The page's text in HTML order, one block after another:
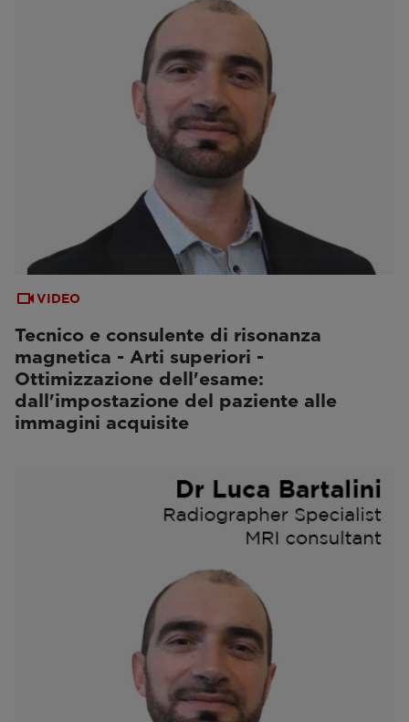
VIDEO
Tecnico e consulente di risonanza
magnetica - Arti superiori -
Ottimizzazione dell'esame:
dall'impostazione del paziente alle
immagini acquisite